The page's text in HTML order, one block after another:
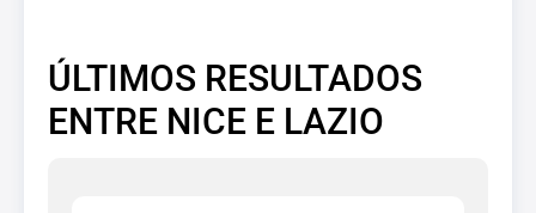
ÚLTIMOS RESULTADOS
ENTRE NICE E LAZIO